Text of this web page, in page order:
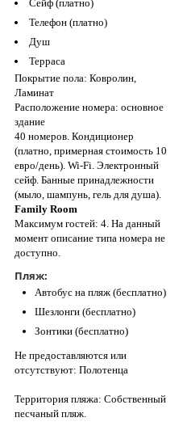
Сейф (платно)
Телефон (платно)
Душ
Терраса
Покрытие пола: Ковролин,
Ламинат
Расположение номера: основное
здание
40 номеров. Кондиционер
(платно, примерная стоимость 10
евро/день). Wi-Fi. Электронный
сейф. Банные принадлежности
(мыло, шампунь, гель для душа).
Family Room
Максимум гостей: 4. На данный
момент описание типа номера не
доступно.
Пляж:
Автобус на пляж (бесплатно)
Шезлонги (бесплатно)
Зонтики (бесплатно)
Не предоставляются или
отсутствуют: Полотенца
Территория пляжа: Собственный
песчаный пляж.